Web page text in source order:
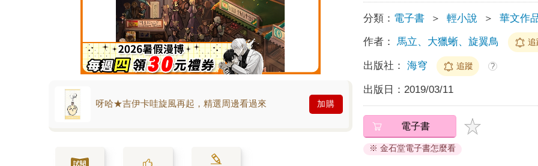
呀哈★吉伊卡哇旋風再起，精選周邊看過來 加購
分類： 電子書 ＞ 輕小說 ＞ 華文作
作者： 馬立、大獵蜥、旋翼鳥 追
出版社： 海穹 追蹤 ?
出版日： 2019/03/11
電子書
※ 金石堂電子書怎麼看